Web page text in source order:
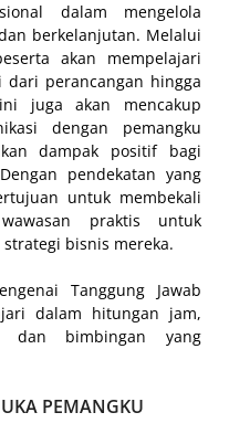
dalam mengelola
berkelanjutan. Melalui
akan mempelajari
dari perancangan hingga
juga akan mencakup
dengan pemangku
dampak positif bagi
pendekatan yang
untuk membekali
praktis untuk
strategi bisnis mereka.
Tanggung Jawab
dalam hitungan jam,
dan bimbingan yang
PEMANGKU